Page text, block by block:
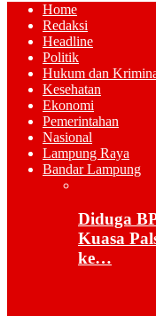
Home
Redaksi
Headline
Politik
Hukum dan
Kesehatan
Ekonomi
Pemerintahan
Nasional
Lampung Raya
Bandar Lampung
Diduga
Kuasa
ke…